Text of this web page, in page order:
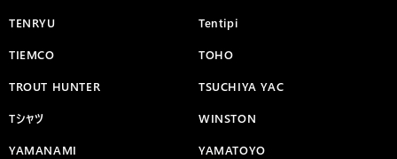
TENRYU Tentipi
TIEMCO TOHO
TROUT HUNTER TSUCHIYA YAC
Tシャツ WINSTON
YAMANAMI YAMATOYO